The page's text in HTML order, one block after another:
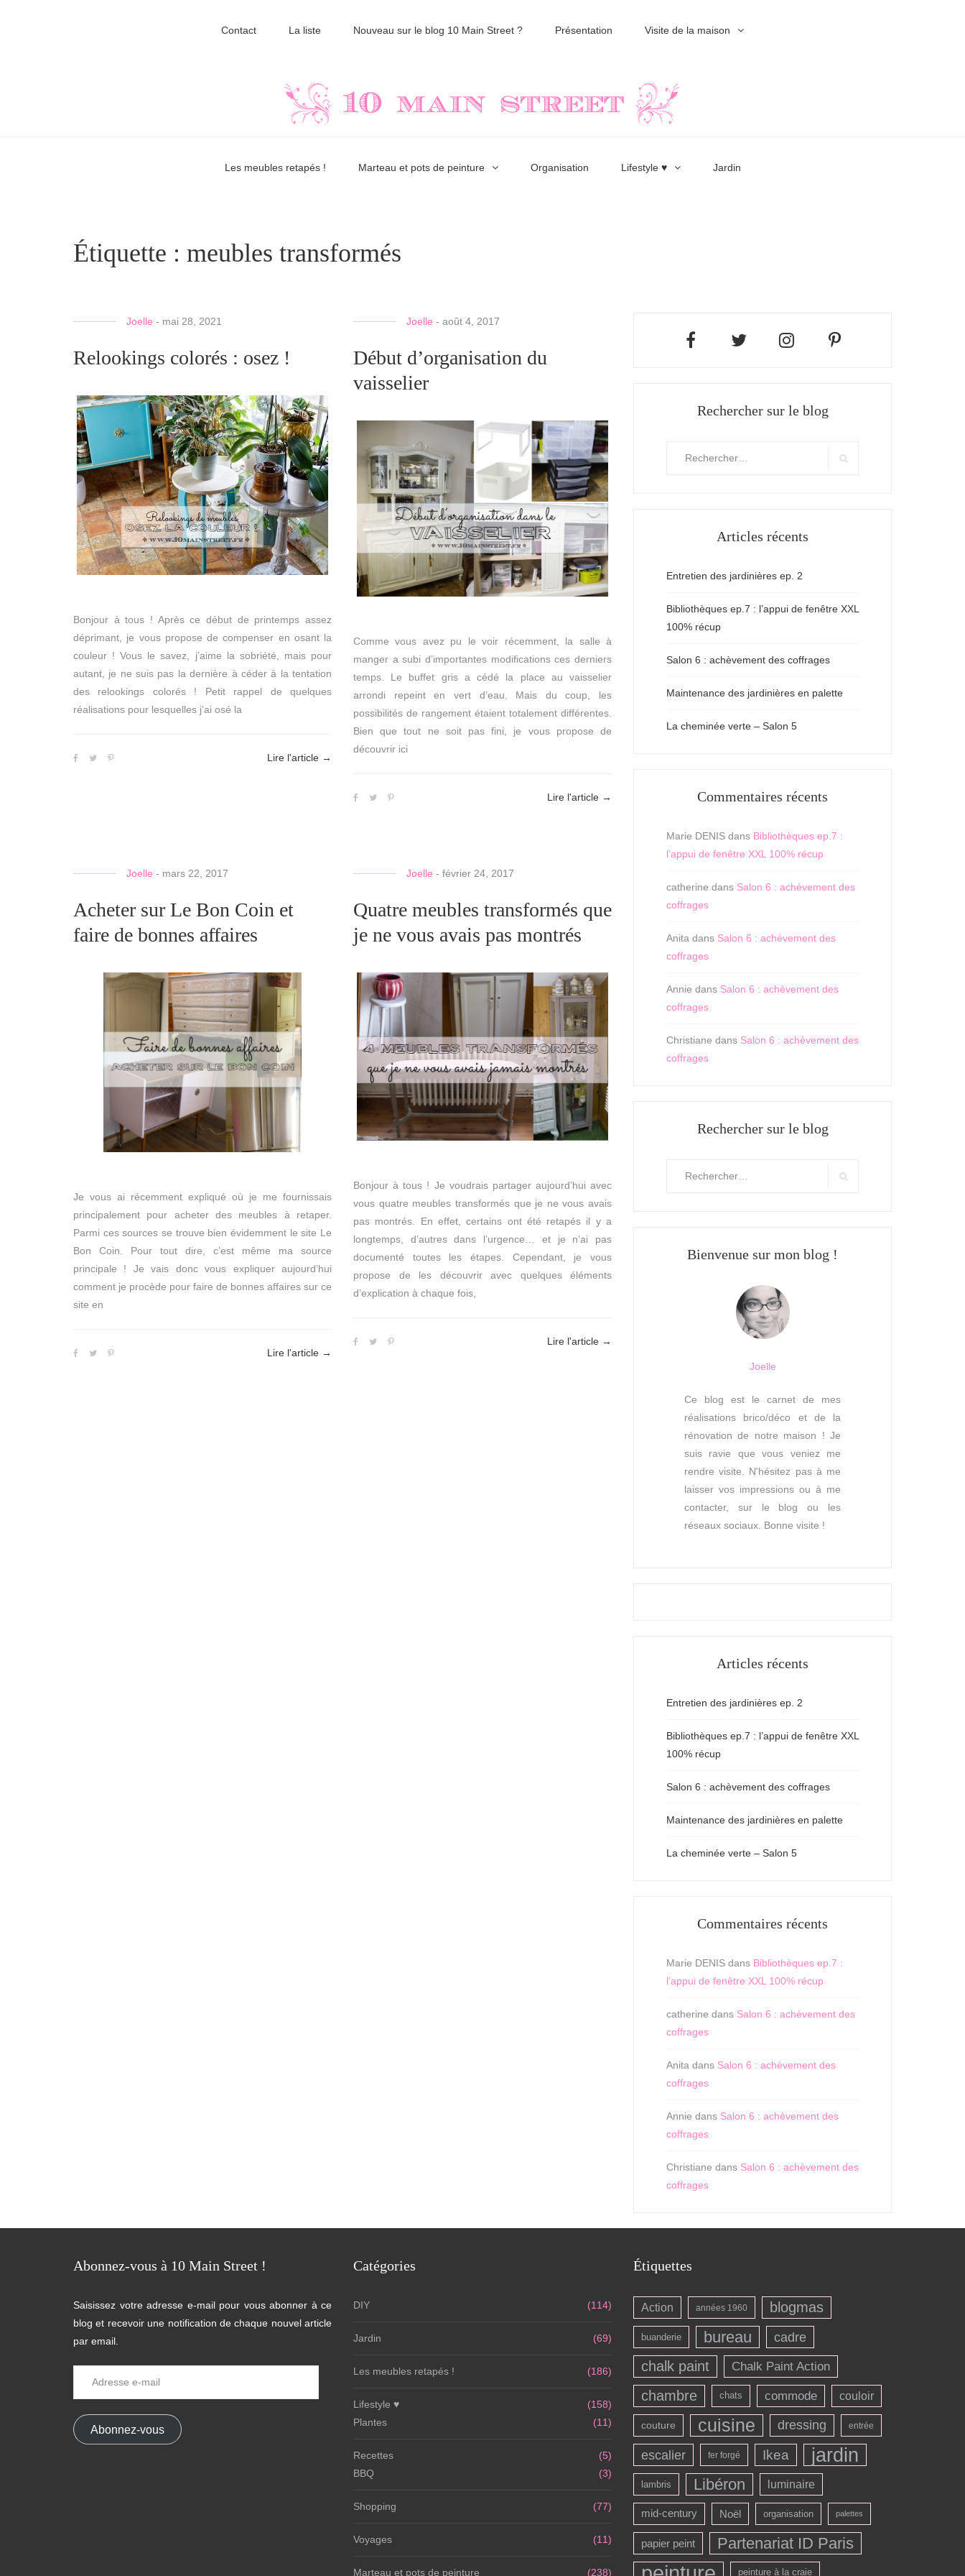
Contact La liste Nouveau sur le blog 10 Main Street ? Présentation Visite de la maison
Les meubles retapés ! Marteau et pots de peinture Organisation Lifestyle ♥ Jardin
Étiquette : meubles transformés
Joelle - mai 28, 2021
Relookings colorés : osez !
Bonjour à tous ! Après ce début de printemps assez
déprimant, je vous propose de compenser en osant la
couleur ! Vous le savez, j’aime la sobriété, mais pour
autant, je ne suis pas la dernière à céder à la tentation
des relookings colorés ! Petit rappel de quelques
réalisations pour lesquelles j’ai osé la
Lire l'article →
Joelle - août 4, 2017
Début d’organisation du
vaisselier
Comme vous avez pu le voir récemment, la salle à
manger a subi d’importantes modifications ces derniers
temps. Le buffet gris a cédé la place au vaisselier
arrondi repeint en vert d’eau. Mais du coup, les
possibilités de rangement étaient totalement différentes.
Bien que tout ne soit pas fini, je vous propose de
découvrir ici
Lire l'article →
Joelle - mars 22, 2017
Acheter sur Le Bon Coin et
faire de bonnes affaires
Je vous ai récemment expliqué où je me fournissais
principalement pour acheter des meubles à retaper.
Parmi ces sources se trouve bien évidemment le site Le
Bon Coin. Pour tout dire, c’est même ma source
principale ! Je vais donc vous expliquer aujourd’hui
comment je procède pour faire de bonnes affaires sur ce
site en
Lire l'article →
Joelle - février 24, 2017
Quatre meubles transformés que
je ne vous avais pas montrés
Bonjour à tous ! Je voudrais partager aujourd’hui avec
vous quatre meubles transformés que je ne vous avais
pas montrés. En effet, certains ont été retapés il y a
longtemps, d’autres dans l’urgence… et je n’ai pas
documenté toutes les étapes. Cependant, je vous
propose de les découvrir avec quelques éléments
d’explication à chaque fois,
Lire l'article →
Rechercher sur le blog
Articles récents
Entretien des jardinières ep. 2
Bibliothèques ep.7 : l’appui de fenêtre XXL
100% récup
Salon 6 : achèvement des coffrages
Maintenance des jardinières en palette
La cheminée verte – Salon 5
Commentaires récents
Marie DENIS dans Bibliothèques ep.7 :
l’appui de fenêtre XXL 100% récup
catherine dans Salon 6 : achèvement des
coffrages
Anita dans Salon 6 : achèvement des
coffrages
Annie dans Salon 6 : achèvement des
coffrages
Christiane dans Salon 6 : achèvement des
coffrages
Rechercher sur le blog
Bienvenue sur mon blog !
Joelle
Ce blog est le carnet de mes
réalisations brico/déco et de la
rénovation de notre maison ! Je
suis ravie que vous veniez me
rendre visite. N'hésitez pas à me
laisser vos impressions ou à me
contacter, sur le blog ou les
réseaux sociaux. Bonne visite !
Articles récents
Entretien des jardinières ep. 2
Bibliothèques ep.7 : l’appui de fenêtre XXL
100% récup
Salon 6 : achèvement des coffrages
Maintenance des jardinières en palette
La cheminée verte – Salon 5
Commentaires récents
Marie DENIS dans Bibliothèques ep.7 :
l’appui de fenêtre XXL 100% récup
catherine dans Salon 6 : achèvement des
coffrages
Anita dans Salon 6 : achèvement des
coffrages
Annie dans Salon 6 : achèvement des
coffrages
Christiane dans Salon 6 : achèvement des
coffrages
Abonnez-vous à 10 Main Street !
Saisissez votre adresse e-mail pour vous abonner à ce
blog et recevoir une notification de chaque nouvel article
par email.
Abonnez-vous
Catégories
DIY (114)
Jardin (69)
Les meubles retapés ! (186)
Lifestyle ♥
(158)
Plantes
(11)
Recettes
(5)
BBQ
(3)
Shopping (77)
Voyages (11)
Marteau et pots de peinture (238)
Étiquettes
Action années 1960 blogmas
buanderie bureau cadre
chalk paint Chalk Paint Action
chambre chats commode couloir
couture cuisine dressing entrée
escalier fer forgé Ikea jardin
lambris Libéron luminaire
mid-century Noël organisation palettes
papier peint Partenariat ID Paris
peinture à la craie